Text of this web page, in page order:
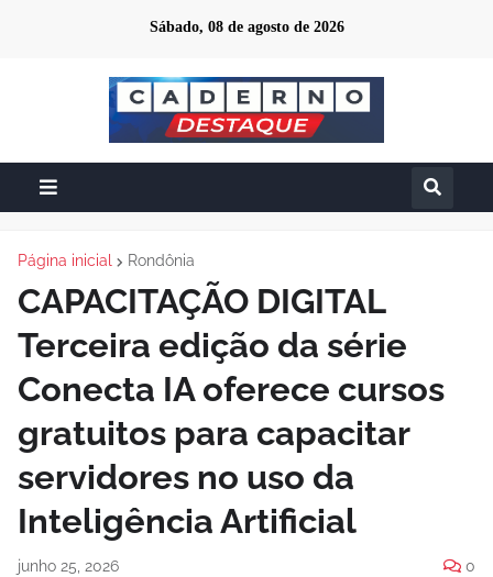
Sábado, 08 de agosto de 2026
Página inicial Rondônia
CAPACITAÇÃO DIGITAL
Terceira edição da série
Conecta IA oferece cursos
gratuitos para capacitar
servidores no uso da
Inteligência Artificial
junho 25, 2026 0